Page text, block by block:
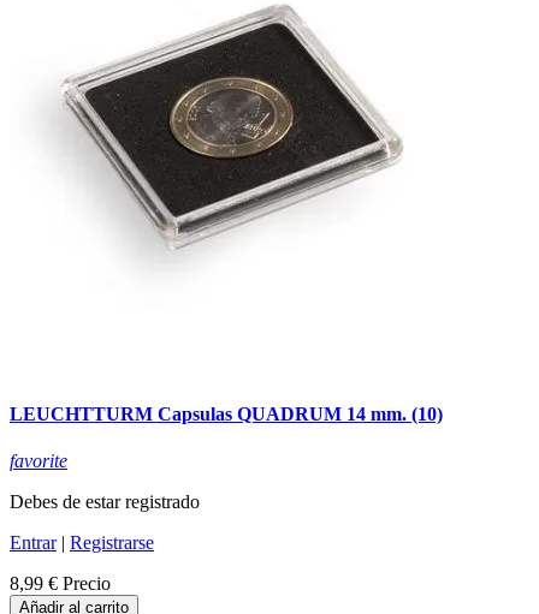
LEUCHTTURM Capsulas QUADRUM 14 mm. (10)
favorite
Debes de estar registrado
Entrar| Registrarse
8,99 € Precio
Añadir al carrito